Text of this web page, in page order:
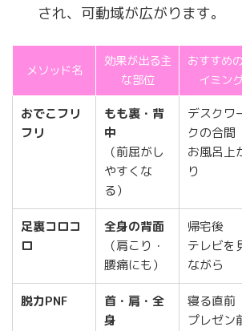
され、可動域が広がります。
メソッド名
効果が出る主
な部位
おすすめ
イミン
おでこフリ
フリ
もも裏・背
中
（前屈がし
やすくな
る）
デスクワ
クの合間
お風呂上
り
足裏コロコ
ロ
全身の背面
（肩こり・
腰痛にも）
帰宅後
テレビを
ながら
脱力PNF
首・肩・全
身
寝る直前
プレゼン